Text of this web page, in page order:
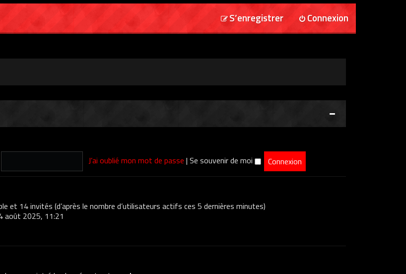
Connexion
S’enregistrer
J’ai oublié mon mot de passe | Se souvenir de moi
et 14 invités (d’après le nombre d’utilisateurs actifs ces 5 dernières minutes)
août 2025, 11:21